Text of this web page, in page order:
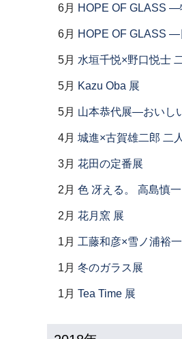
6月 HOPE OF GLASS
6月 HOPE OF GLASS
5月 水垣千悦×野口悦士
5月 Kazu Oba 展
5月 山本恭代展―おいし
4月 城進×古賀雄二郎 二
3月 花田の定番展
2月 色 冴える。 高島慎
2月 花月窯 展
1月 工藤和彦×雪ノ浦裕
1月 冬のガラス展
1月 Tea Time 展